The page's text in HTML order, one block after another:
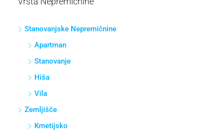
Vrsta Nepremičnine
Stanovanjske Nepremičnine
Apartman
Stanovanje
Hiša
Vila
Zemljišče
Kmetijsko